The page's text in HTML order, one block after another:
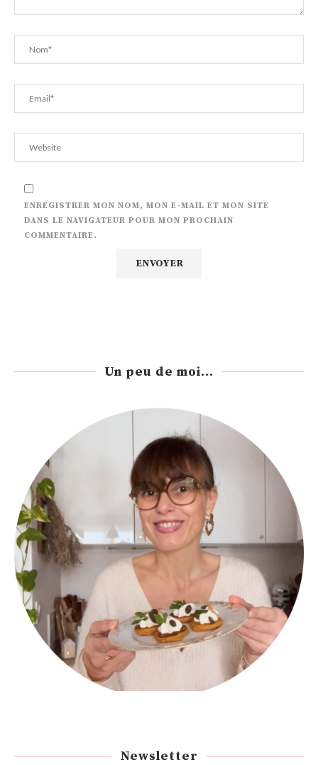
ENREGISTRER MON NOM, MON E-MAIL ET MON SITE
DANS LE NAVIGATEUR POUR MON PROCHAIN
COMMENTAIRE.
Un peu de moi...
Newsletter